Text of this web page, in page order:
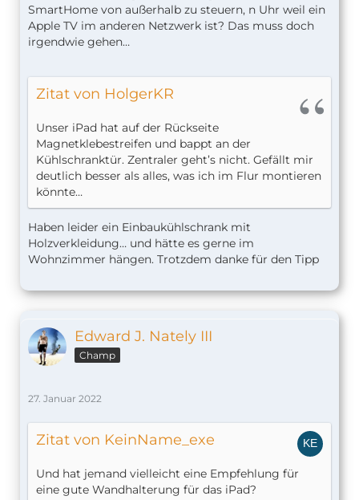
SmartHome von außerhalb zu steuern, n Uhr weil ein
Apple TV im anderen Netzwerk ist? Das muss doch
irgendwie gehen…
Zitat von HolgerKR
Unser iPad hat auf der Rückseite
Magnetklebestreifen und bappt an der
Kühlschranktür. Zentraler geht’s nicht. Gefällt mir
deutlich besser als alles, was ich im Flur montieren
könnte…
Haben leider ein Einbaukühlschrank mit
Holzverkleidung… und hätte es gerne im
Wohnzimmer hängen. Trotzdem danke für den Tipp
Edward J. Nately III
Champ
27. Januar 2022
Zitat von KeinName_exe
Und hat jemand vielleicht eine Empfehlung für
eine gute Wandhalterung für das iPad?